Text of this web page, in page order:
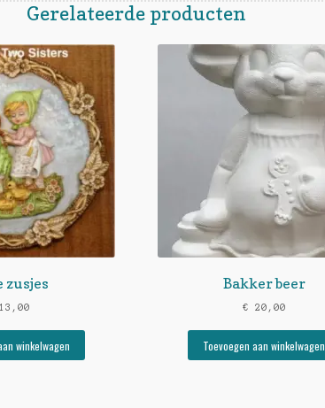
Gerelateerde producten
zusjes
winkelwagen
Bakker beer
€ 20,00
Toevoegen aan winkelwagen